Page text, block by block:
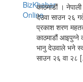
काठमाडौं ।
देउवा साउन २६
प्रकाश शरण
काठमाडौं आइपुग्ने
भानु देउवाले भने
साउन २६ वा २८